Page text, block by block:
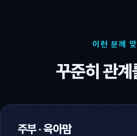
이런 분께
꾸준히 관
주부 · 육아맘